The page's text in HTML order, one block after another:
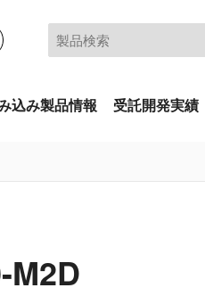
込み製品情報 受託開発実績
M2D